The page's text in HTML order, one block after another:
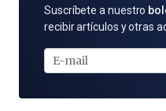
SUSCRÍBETE
POR
MAIL
Suscríbete a nuestro
recibir artículos y otras